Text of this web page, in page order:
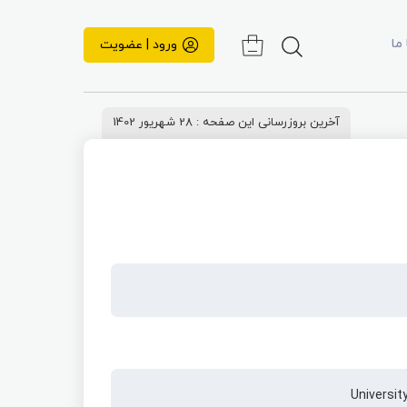
ما ورود | عضویت
آخرین بروزرسانی این صفحه : 28 شهریور 1402